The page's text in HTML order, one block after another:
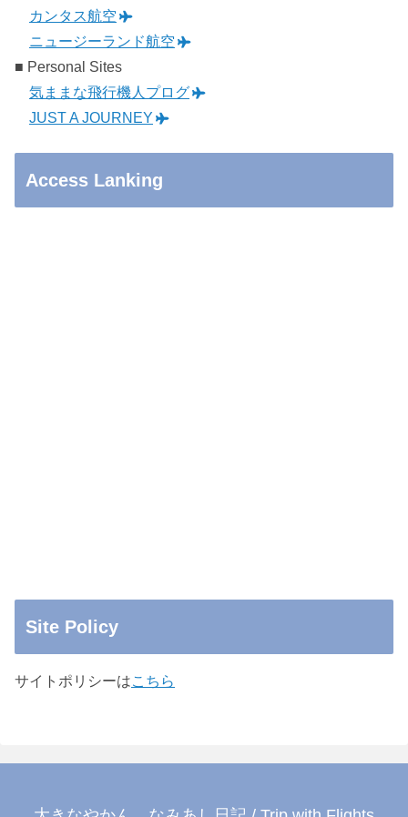
カンタス航空
ニュージーランド航空
■ Personal Sites
気ままな飛行機人プログ
JUST A JOURNEY
Access Lanking
Site Policy
サイトポリシーはこちら